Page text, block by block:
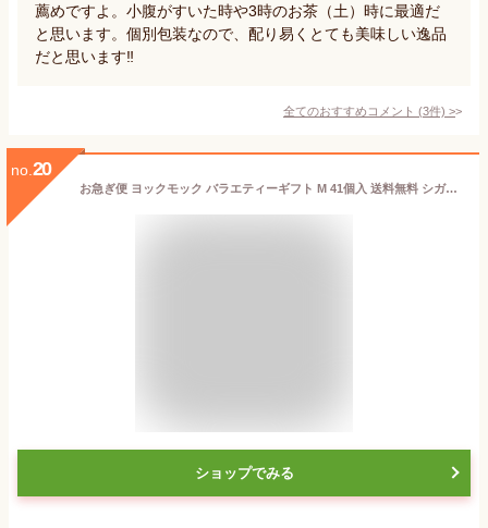
薦めですよ。小腹がすいた時や3時のお茶（土）時に最適だ
と思います。個別包装なので、配り易くとても美味しい逸品
だと思います‼️
全てのおすすめコメント (3件) >
no. 20
お急ぎ便 ヨックモック バラエティーギフト M 41個入 送料無料 シガール お菓子 ギフト 焼き菓子 クッキー シガール 詰め合わせ yokumoku ブランド 人気 スイーツ 洋菓子 結婚 出産 内祝い ばらまき 個包装 小分け 祝い お礼 菓子折り 退職 卒業 異動 定年 祝い
ショップでみる